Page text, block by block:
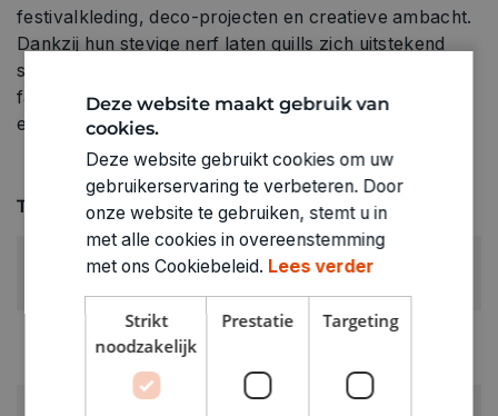
festivalkleding, deco-projecten en creatieve ambacht.
Dankzij hun stevige nerf laten quills zich uitstekend
snijden, vormen, krullen of schilderen, wat ze tot een
favoriet maakt bij ontwerpers en stylisten die precisie
en impact zoeken.
Technische specificaties
LEVERANCIERSKLEUR:
Deze website maakt gebruik van
cookies.
Deze website gebruikt cookies om uw
gebruikerservaring te verbeteren. Door
onze website te gebruiken, stemt u in
met alle cookies in overeenstemming
met ons Cookiebeleid. Lees verder
Strikt
noodzakelijk
Prestatie Targeting